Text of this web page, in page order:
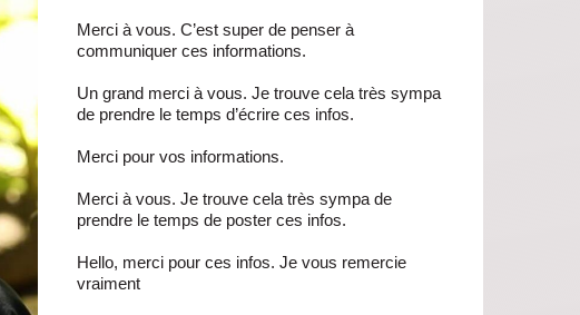
Merci à vous. C’est super de penser à
communiquer ces informations.
Un grand merci à vous. Je trouve cela très sympa
de prendre le temps d’écrire ces infos.
Merci pour vos informations.
Merci à vous. Je trouve cela très sympa de
prendre le temps de poster ces infos.
Hello, merci pour ces infos. Je vous remercie
vraiment